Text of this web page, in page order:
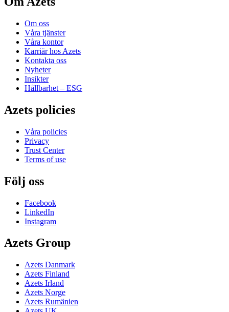
Om oss
Våra tjänster
Våra kontor
Karriär hos Azets
Kontakta oss
Nyheter
Insikter
Hållbarhet – ESG
Azets policies
Våra policies
Privacy
Trust Center
Terms of use
Följ oss
Facebook
LinkedIn
Instagram
Azets Group
Azets Danmark
Azets Finland
Azets Irland
Azets Norge
Azets Rumänien